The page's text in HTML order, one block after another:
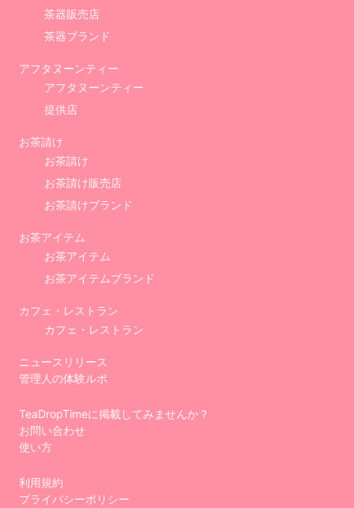
茶器販売店
茶器ブランド
アフタヌーンティー
アフタヌーンティー
提供店
お茶請け
お茶請け
お茶請け販売店
お茶請けブランド
お茶アイテム
お茶アイテム
お茶アイテムブランド
カフェ・レストラン
カフェ・レストラン
ニュースリリース
管理人の体験ルポ
TeaDropTimeに掲載してみませんか？
お問い合わせ
使い方
利用規約
プライバシーポリシー